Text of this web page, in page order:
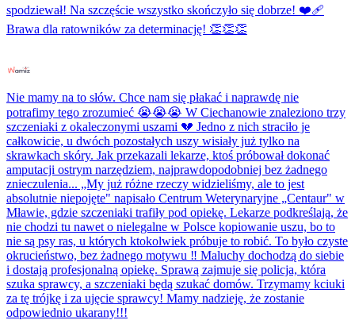
spodziewał! Na szczęście wszystko skończyło się dobrze! ❤️‍🩹
Brawa dla ratowników za determinację! 👏👏👏
Nie mamy na to słów. Chce nam się płakać i naprawdę nie
potrafimy tego zrozumieć 😭😭😭 W Ciechanowie znaleziono trzy
szczeniaki z okaleczonymi uszami 💔 Jedno z nich straciło je
całkowicie, u dwóch pozostałych uszy wisiały już tylko na
skrawkach skóry. Jak przekazali lekarze, ktoś próbował dokonać
amputacji ostrym narzędziem, najprawdopodobniej bez żadnego
znieczulenia... „My już różne rzeczy widzieliśmy, ale to jest
absolutnie niepojęte" napisało Centrum Weterynaryjne „Centaur" w
Mławie, gdzie szczeniaki trafiły pod opiekę. Lekarze podkreślają, że
nie chodzi tu nawet o nielegalne w Polsce kopiowanie uszu, bo to
nie są psy ras, u których ktokolwiek próbuje to robić. To było czyste
okrucieństwo, bez żadnego motywu ‼️ Maluchy dochodzą do siebie
i dostają profesjonalną opiekę. Sprawą zajmuje się policja, która
szuka sprawcy, a szczeniaki będą szukać domów. Trzymamy kciuki
za tę trójkę i za ujęcie sprawcy! Mamy nadzieję, że zostanie
odpowiednio ukarany!!!